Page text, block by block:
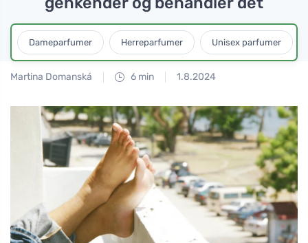
Dameparfumer Herreparfumer Unisex parfumer
Martina Domanská 6 min 1.8.2024